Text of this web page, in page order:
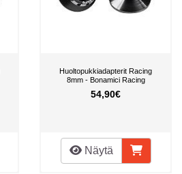
Huoltopukkiadapterit Racing
8mm - Bonamici Racing
54,90€
Näytä